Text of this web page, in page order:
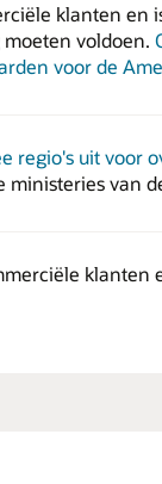
klanten en
voldoen.
voor de
regio's uit voor
van
klanten